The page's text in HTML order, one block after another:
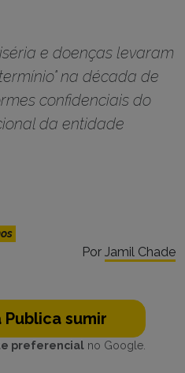
e doenças levaram
na década de
confidenciais do
da entidade
Por Jamil Chade
Publica sumir
preferencialno Google.